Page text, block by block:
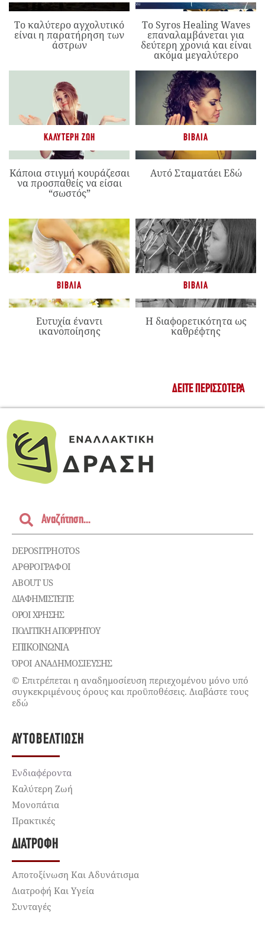
Το καλύτερο αγχολυτικό
είναι η παρατήρηση των
άστρων
Το Syros Healing Waves
επαναλαμβάνεται για
δεύτερη χρονιά και είναι
ακόμα μεγαλύτερο
ΚΑΛΎΤΕΡΗ ΖΩΉ
Κάποια στιγμή κουράζεσαι
να προσπαθείς να είσαι
“σωστός”
ΒΙΒΛΊΑ
Αυτό Σταματάει Εδώ
ΒΙΒΛΊΑ
Ευτυχία έναντι
ικανοποίησης
ΒΙΒΛΊΑ
Η διαφορετικότητα ως
καθρέφτης
ΔΕΊΤΕ ΠΕΡΙΣΣΌΤΕΡΑ
DEPOSITPHOTOS
ΑΡΘΡΟΓΡΑΦΟΙ
ABOUT US
ΔΙΑΦΗΜΙΣΤΕΊΤΕ
ΌΡΟΙ ΧΡΉΣΗΣ
ΠΟΛΙΤΙΚΉ ΑΠΟΡΡΉΤΟΥ
ΕΠΙΚΟΙΝΩΝΊΑ
ΌΡΟΙ ΑΝΑΔΗΜΟΣΙΕΥΣΗΣ
© Επιτρέπεται η αναδημοσίευση περιεχομένου μόνο υπό
συγκεκριμένους όρους και προϋποθέσεις. Διαβάστε τους
εδώ
ΑΥΤΟΒΕΛΤΊΩΣΗ
Ενδιαφέροντα
Καλύτερη Ζωή
Μονοπάτια
Πρακτικές
ΔΙΑΤΡΟΦΉ
Αποτοξίνωση Και Αδυνάτισμα
Διατροφή Και Υγεία
Συνταγές